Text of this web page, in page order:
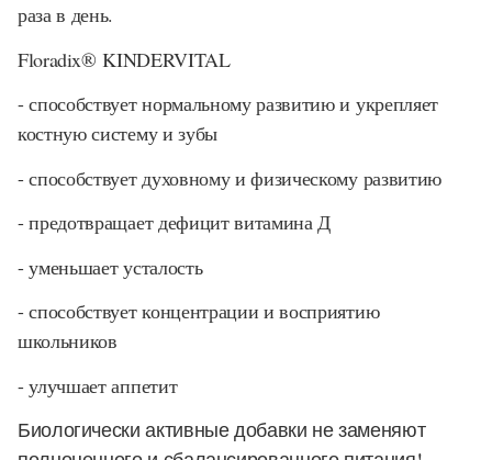
раза в день.
Floradix® KINDERVITAL
- способствует нормальному развитию и укрепляет
костную систему и зубы
- способствует духовному и физическому развитию
- предотвращает дефицит витамина Д
- уменьшает усталость
- способствует концентрации и восприятию
школьников
- улучшает аппетит
Биологически активные добавки не заменяют